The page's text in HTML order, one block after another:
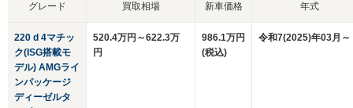
グレード 買取相場 新車価格 年式
220 d 4マチッ
ク(ISG搭載モ
デル) AMGライ
ンパッケージ
ディーゼルタ
520.4万円～622.3万
円
986.1万円
(税込)
令和7(2025)年03月～